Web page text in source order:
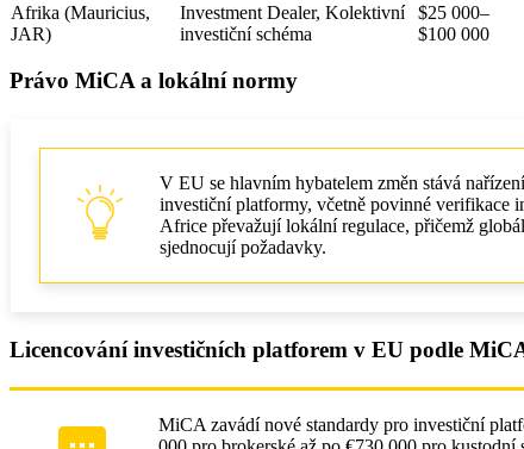
Afrika (Mauricius,
JAR)
Investment Dealer, Kolektivní
investiční schéma
$25 000–
$100 000
Právo MiCA a lokální normy
V EU se hlavním hybatelem změn stává
investiční platformy, včetně povinné verifikace
Africe převažují lokální regulace, přičemž
sjednocují požadavky.
Licencování investičních platforem v EU podle
MiCA zavádí nové standardy pro investiční